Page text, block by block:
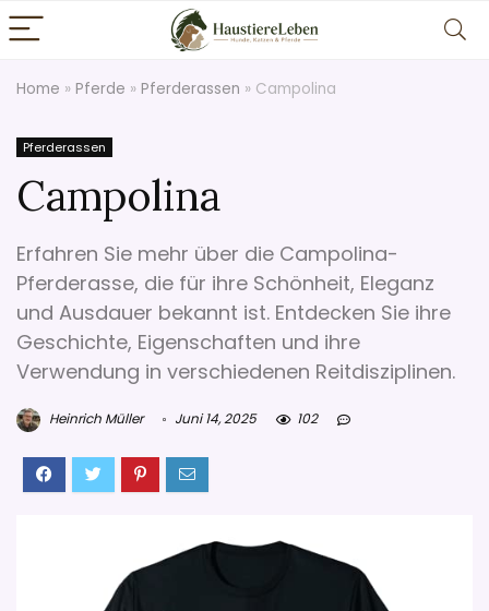
Home » Pferde » Pferderassen » Campolina
Pferderassen
Campolina
Erfahren Sie mehr über die Campolina-
Pferderasse, die für ihre Schönheit, Eleganz
und Ausdauer bekannt ist. Entdecken Sie ihre
Geschichte, Eigenschaften und ihre
Verwendung in verschiedenen Reitdisziplinen.
Heinrich Müller Juni 14, 2025 102